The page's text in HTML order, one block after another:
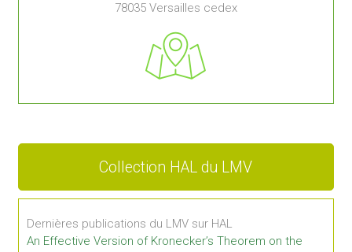
78035 Versailles cedex
Collection HAL du LMV
Dernières publications du LMV sur HAL
An Effective Version of Kronecker’s Theorem on the